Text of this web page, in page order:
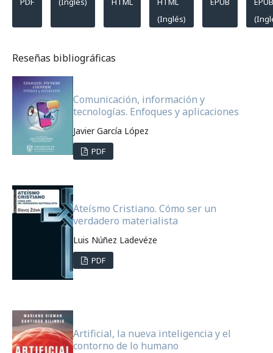
(Inglés)
Reseñas bibliográficas
Comunicación, información y
tecnologías. Enfoques y aplicaciones
Javier García López
PDF
Ateísmo Cristiano. Cómo ser un
verdadero materialista
Luis Núñez Ladevéze
PDF
Artificial, la nueva inteligencia y el
contorno de lo humano